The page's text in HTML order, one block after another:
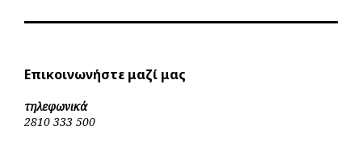
Επικοινωνήστε μαζί μας
τηλεφωνικά
2810 333 500